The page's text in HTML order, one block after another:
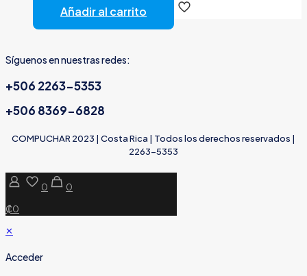
Añadir al carrito
Síguenos en nuestras redes:
+506 2263-5353
+506 8369-6828
COMPUCHAR 2023 | Costa Rica | Todos los derechos reservados |
2263-5353
0
0
₡0
✕
Acceder